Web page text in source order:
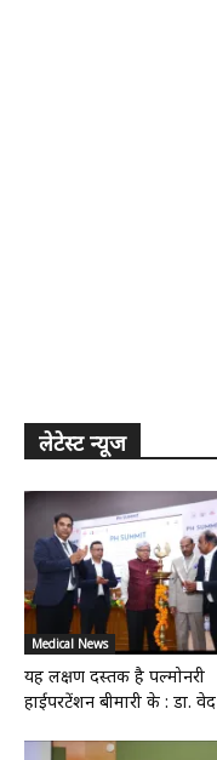
लेटेस्ट न्यूज
Medical News
यह लक्षण दस्तक है पल्मोनरी
हाईपरटेंशन बीमारी के : डा. वेद